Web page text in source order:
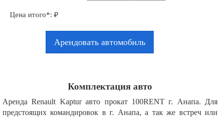
Цена итого*: ₽
Арендовать автомобиль
Комплектация авто
Аренда Renault Kaptur авто прокат 100RENT г. Анапа. Для
предстоящих командировок в г. Анапа, а так же встреч или